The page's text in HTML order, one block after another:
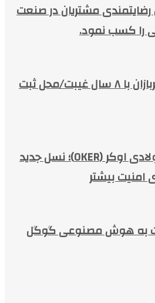
مشتریان در صنعت
را کسب نمود.
طرح انصار ویژه سربازان با ۸ سال غیبت/محل ثبت
معرفی کرکره فولادی اوکر (OKER)؛ نسل جدید
امنیت بیشتر
به هوش مصنوعی گوگل